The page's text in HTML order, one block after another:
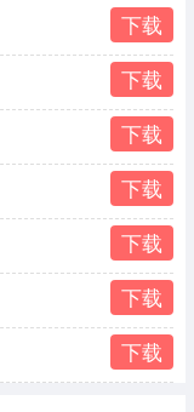
下载
下载
下载
下载
下载
下载
下载